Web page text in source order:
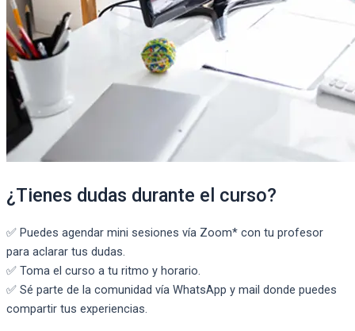
¿Tienes dudas durante el curso?
✅ Puedes agendar mini sesiones vía Zoom* con tu profesor
para aclarar tus dudas.
✅ Toma el curso a tu ritmo y horario.
✅ Sé parte de la comunidad vía WhatsApp y mail donde puedes
compartir tus experiencias.